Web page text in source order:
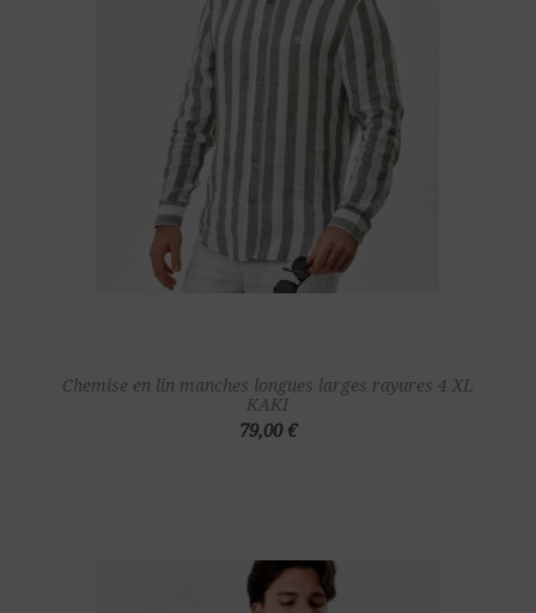
Chemise en lin manches longues larges rayures 4 XL
KAKI
79,00 €